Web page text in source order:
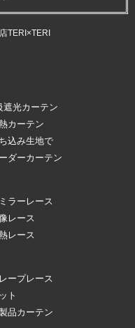
TERI×TERI
遮光カーテン
カーテン
込み生地で
ダーカーテン
ラーレース
レース
レース
ープレース
ト
品カーテン